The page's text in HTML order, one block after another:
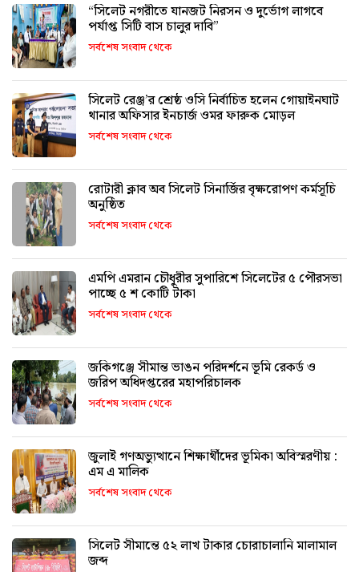
“সিলেট নগরীতে যানজট নিরসন ও দুর্ভোগ লাগবে
পর্যাপ্ত সিটি বাস চালুর দাবি”
সর্বশেষ সংবাদ থেকে
সিলেট রেঞ্জ’র শ্রেষ্ঠ ওসি নির্বাচিত হলেন গোয়াইনঘাট
থানার অফিসার ইনচার্জ ওমর ফারুক মোড়ল
সর্বশেষ সংবাদ থেকে
রোটারী ক্লাব অব সিলেট সিনার্জির বৃক্ষরোপণ কর্মসূচি
অনুষ্ঠিত
সর্বশেষ সংবাদ থেকে
এমপি এমরান চৌধুরীর সুপারিশে সিলেটের ৫ পৌরসভা
পাচ্ছে ৫ শ কোটি টাকা
সর্বশেষ সংবাদ থেকে
জকিগঞ্জে সীমান্ত ভাঙন পরিদর্শনে ভূমি রেকর্ড ও
জরিপ অধিদপ্তরের মহাপরিচালক
সর্বশেষ সংবাদ থেকে
জুলাই গণঅভ্যুত্থানে শিক্ষার্থীদের ভূমিকা অবিস্মরণীয় :
এম এ মালিক
সর্বশেষ সংবাদ থেকে
সিলেট সীমান্তে ৫২ লাখ টাকার চোরাচালানি মালামাল
জব্দ